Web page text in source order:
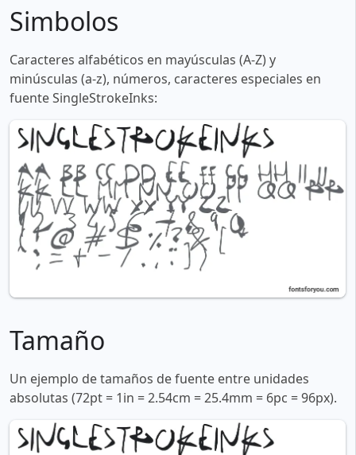
Simbolos
Caracteres alfabéticos en mayúsculas (A-Z) y
minúsculas (a-z), números, caracteres especiales en
fuente SingleStrokeInks:
Tamaño
Un ejemplo de tamaños de fuente entre unidades
absolutas (72pt = 1in = 2.54cm = 25.4mm = 6pc = 96px).